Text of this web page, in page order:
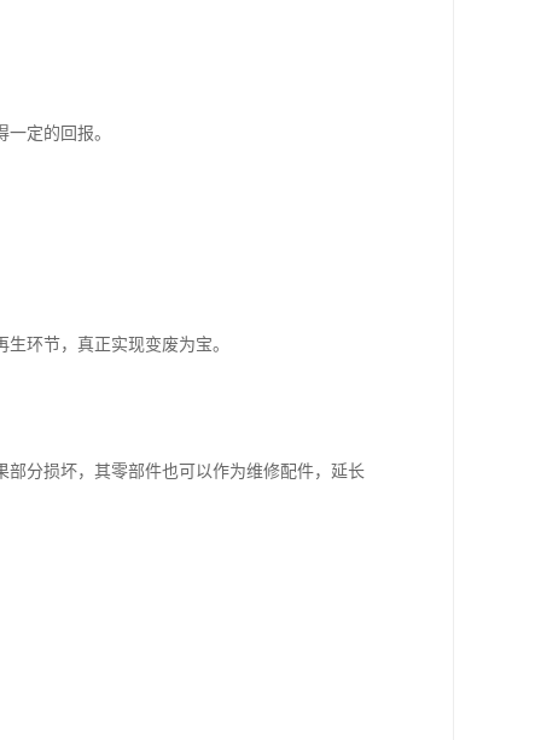
定的回报。
环节，真正实现变废为宝。
分损坏，其零部件也可以作为维修配件，延长